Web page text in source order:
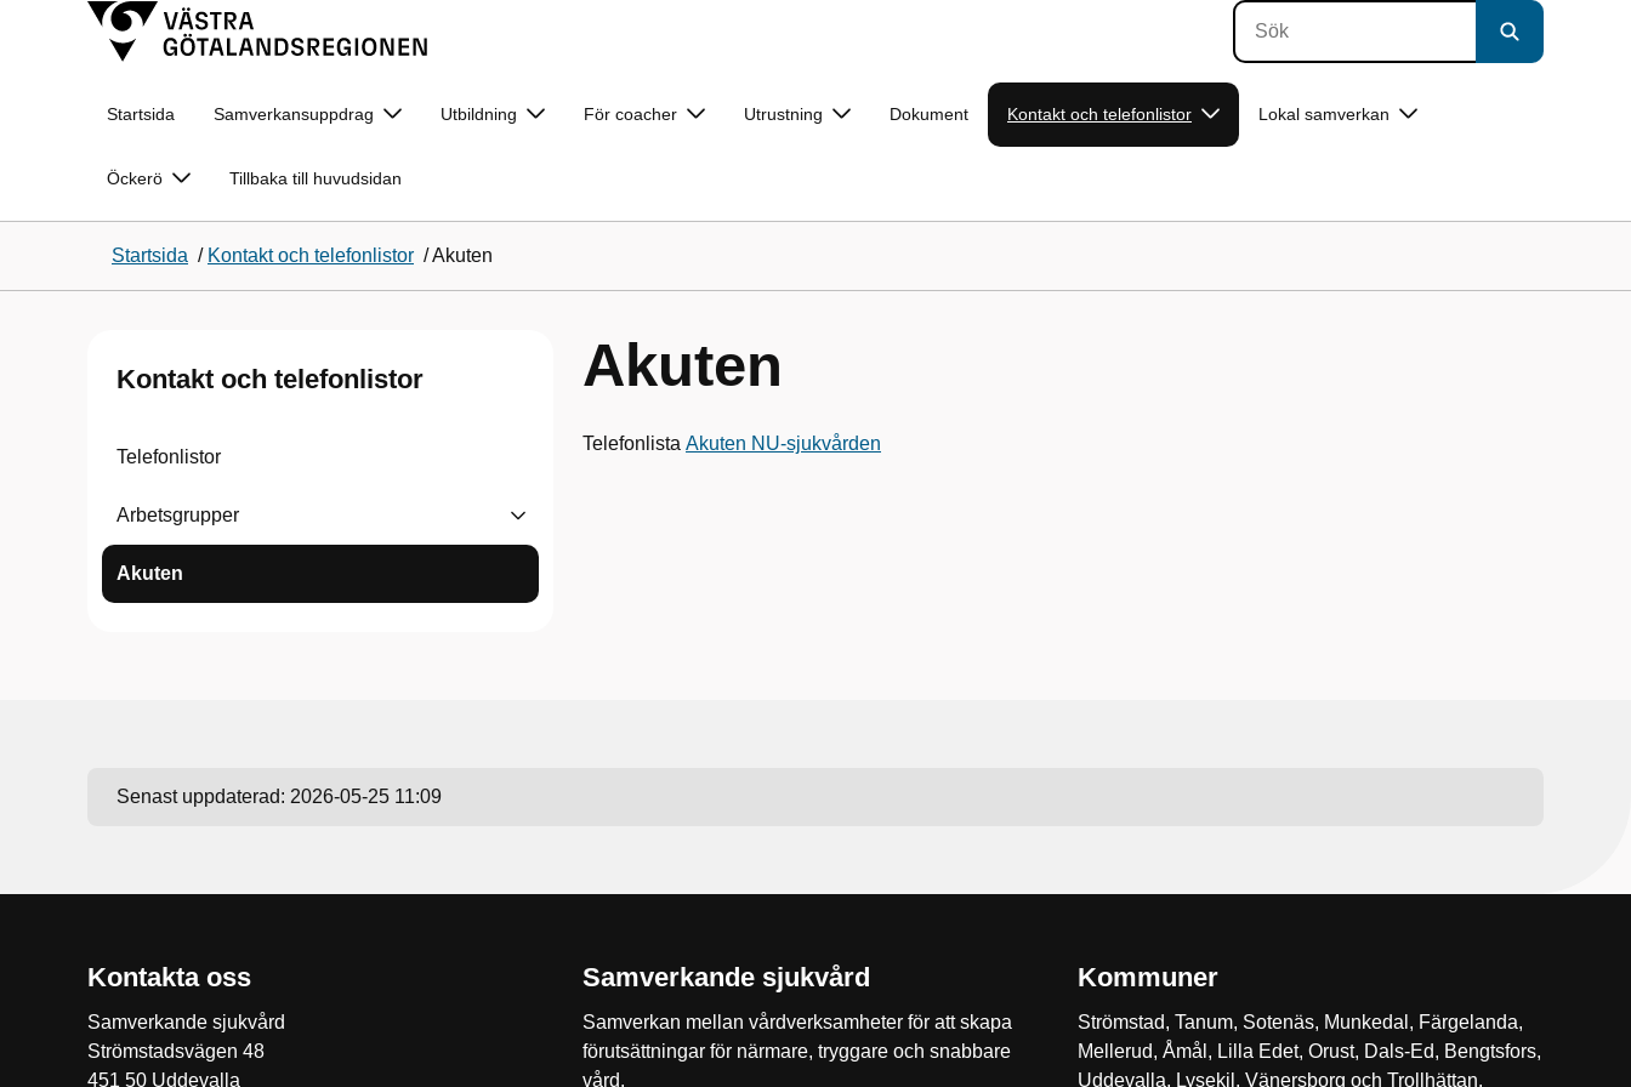
Startsida Samverkansuppdrag Utbildning För coacher Utrustning Dokument Kontakt och telefonlistor Lokal samverkan
Öckerö Tillbaka till huvudsidan
Startsida / Kontakt och telefonlistor /Akuten
Kontakt och telefonlistor
Telefonlistor
Arbetsgrupper
Akuten
Akuten
Telefonlista Akuten NU-sjukvården
Senast uppdaterad: 2026-05-25 11:09
Kontakta oss
Samverkande sjukvård
Strömstadsvägen 48
451 50 Uddevalla
Samverkande sjukvård
Samverkan mellan vårdverksamheter för att skapa
förutsättningar för närmare, tryggare och snabbare
vård.
Kommuner
Strömstad, Tanum, Sotenäs, Munkedal, Färgelanda,
Mellerud, Åmål, Lilla Edet, Orust, Dals-Ed, Bengtsfors,
Uddevalla, Lysekil, Vänersborg och Trollhättan.